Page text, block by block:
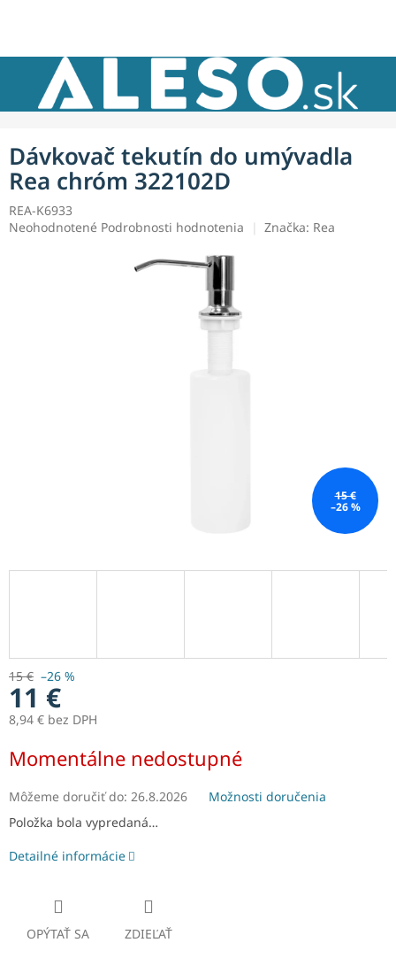
Dávkovač tekutín do umývadla
Rea chróm 322102D
REA-K6933
Priemerné
Neohodnotené Podrobnosti hodnotenia Značka: Rea
15 €
–26 %
15 € –26 %
11 €
8,94 € bez DPH
cena:
Momentálne nedostupné
Môžeme doručiť do: 26.8.2026
Možnosti doručenia
Položka bola vypredaná…
Detailné informácie
OPÝTAŤ SA ZDIEĽAŤ